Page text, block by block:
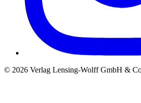
© 2026 Verlag Lensing-Wolff GmbH &